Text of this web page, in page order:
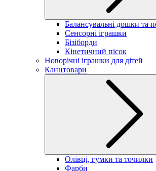
Балансувальні дошки та
Сенсорні іграшки
Бізіборди
Кінетичний пісок
Новорічні іграшки для дітей
Канцтовари
Олівці, гумки та точилки
Фарби